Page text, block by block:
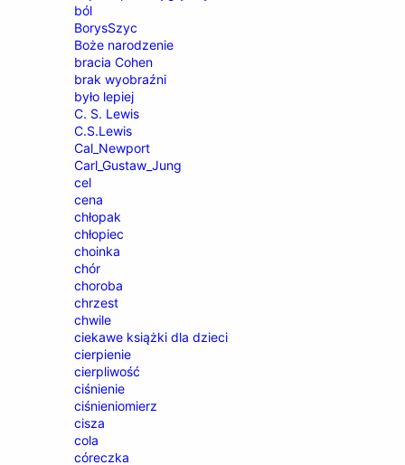
ból
BorysSzyc
Boże narodzenie
bracia Cohen
brak wyobraźni
było lepiej
C. S. Lewis
C.S.Lewis
Cal_Newport
Carl_Gustaw_Jung
cel
cena
chłopak
chłopiec
choinka
chór
choroba
chrzest
chwile
ciekawe książki dla dzieci
cierpienie
cierpliwość
ciśnienie
ciśnieniomierz
cisza
cola
córeczka